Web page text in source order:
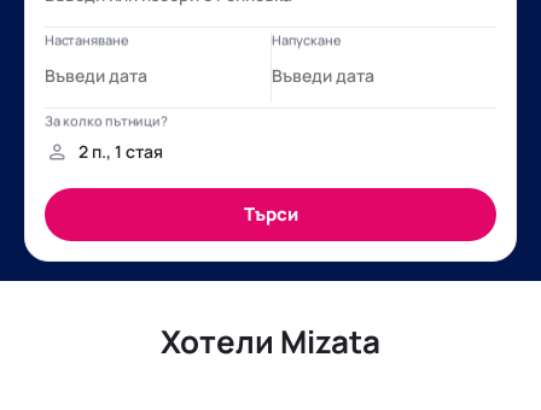
Хотели Mizata